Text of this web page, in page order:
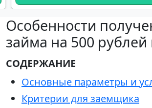
Особенности
займа на 500 рублей
СОДЕРЖАНИЕ
Основные параметры и
Критерии для заемщика